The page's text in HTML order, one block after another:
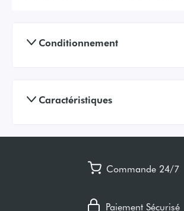
Conditionnement
Caractéristiques
Commande 24/7
Paiement Sécurisé